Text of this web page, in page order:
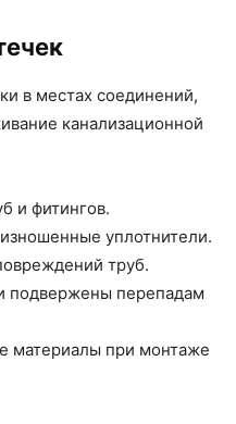
в местах соединений,
канализационной
и фитингов.
уплотнители.
труб.
подвержены перепадам
материалы при монтаже